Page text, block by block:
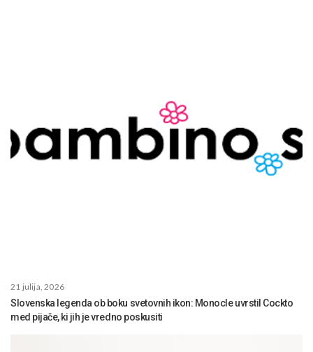
21 julija, 2026
Slovenska legenda ob boku svetovnih ikon: Monocle uvrstil Cockto
med pijače, ki jih je vredno poskusiti